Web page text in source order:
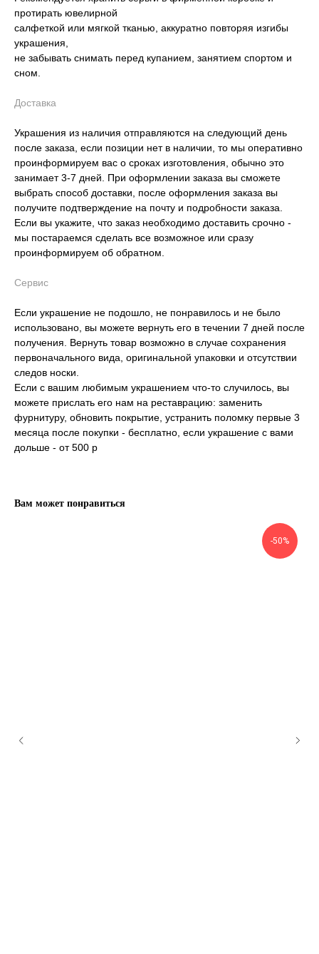
протирать ювелирной
салфеткой или мягкой тканью, аккуратно повторяя изгибы
украшения,
не забывать снимать перед купанием, занятием спортом и
сном.
Доставка
Украшения из наличия отправляются на следующий день
после заказа, если позиции нет в наличии, то мы оперативно
проинформируем вас о сроках изготовления, обычно это
занимает 3-7 дней. При оформлении заказа вы сможете
выбрать способ доставки, после оформления заказа вы
получите подтверждение на почту и подробности заказа.
Если вы укажите, что заказ необходимо доставить срочно -
мы постараемся сделать все возможное или сразу
проинформируем об обратном.
Сервис
Если украшение не подошло, не понравилось и не было
использовано, вы можете вернуть его в течении 7 дней после
получения. Вернуть товар возможно в случае сохранения
первоначального вида, оригинальной упаковки и отсутствии
следов носки.
Если с вашим любимым украшением что-то случилось, вы
можете прислать его нам на реставрацию: заменить
фурнитуру, обновить покрытие, устранить поломку первые 3
месяца после покупки - бесплатно, если украшение с вами
дольше - от 500 р
Вам может понравиться
-50%